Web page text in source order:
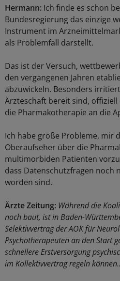
Hermann: Ich finde es schon
Bundesregierung das einzige
Instrument im
als Problemfall darstellt.
Das ist der Versuch,
den vergangenen Jahren
abzuwickeln. Besonders
Ärzteschaft bereit sind,
die Pharmakotherapie an die
Ich habe große Probleme, mir
Oberaufseher über die
multimorbiden Patienten
dass Datenschutzfragen noch
worden sind.
Ärzte Zeitung: Während die
noch baut, ist in Baden-
Selektivvertrag der AOK für
Psychotherapeuten an den Start
schnellere Erstversorgung
im Kollektivvertrag regeln